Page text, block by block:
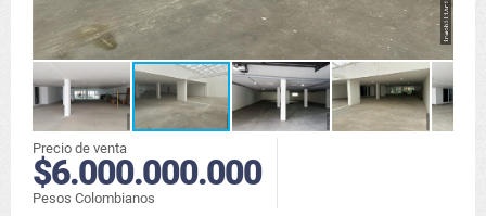
Precio de venta
$6.000.000.000
Pesos Colombianos